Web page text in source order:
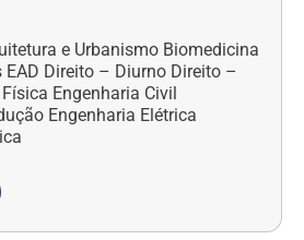
e Urbanismo Biomedicina
EAD Direito – Diurno Direito –
Engenharia Civil
Engenharia Elétrica